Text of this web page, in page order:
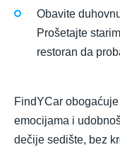
Obavite
Prošetajte
restoran da
FindYCar
emocijama i
dečije sedište, bez